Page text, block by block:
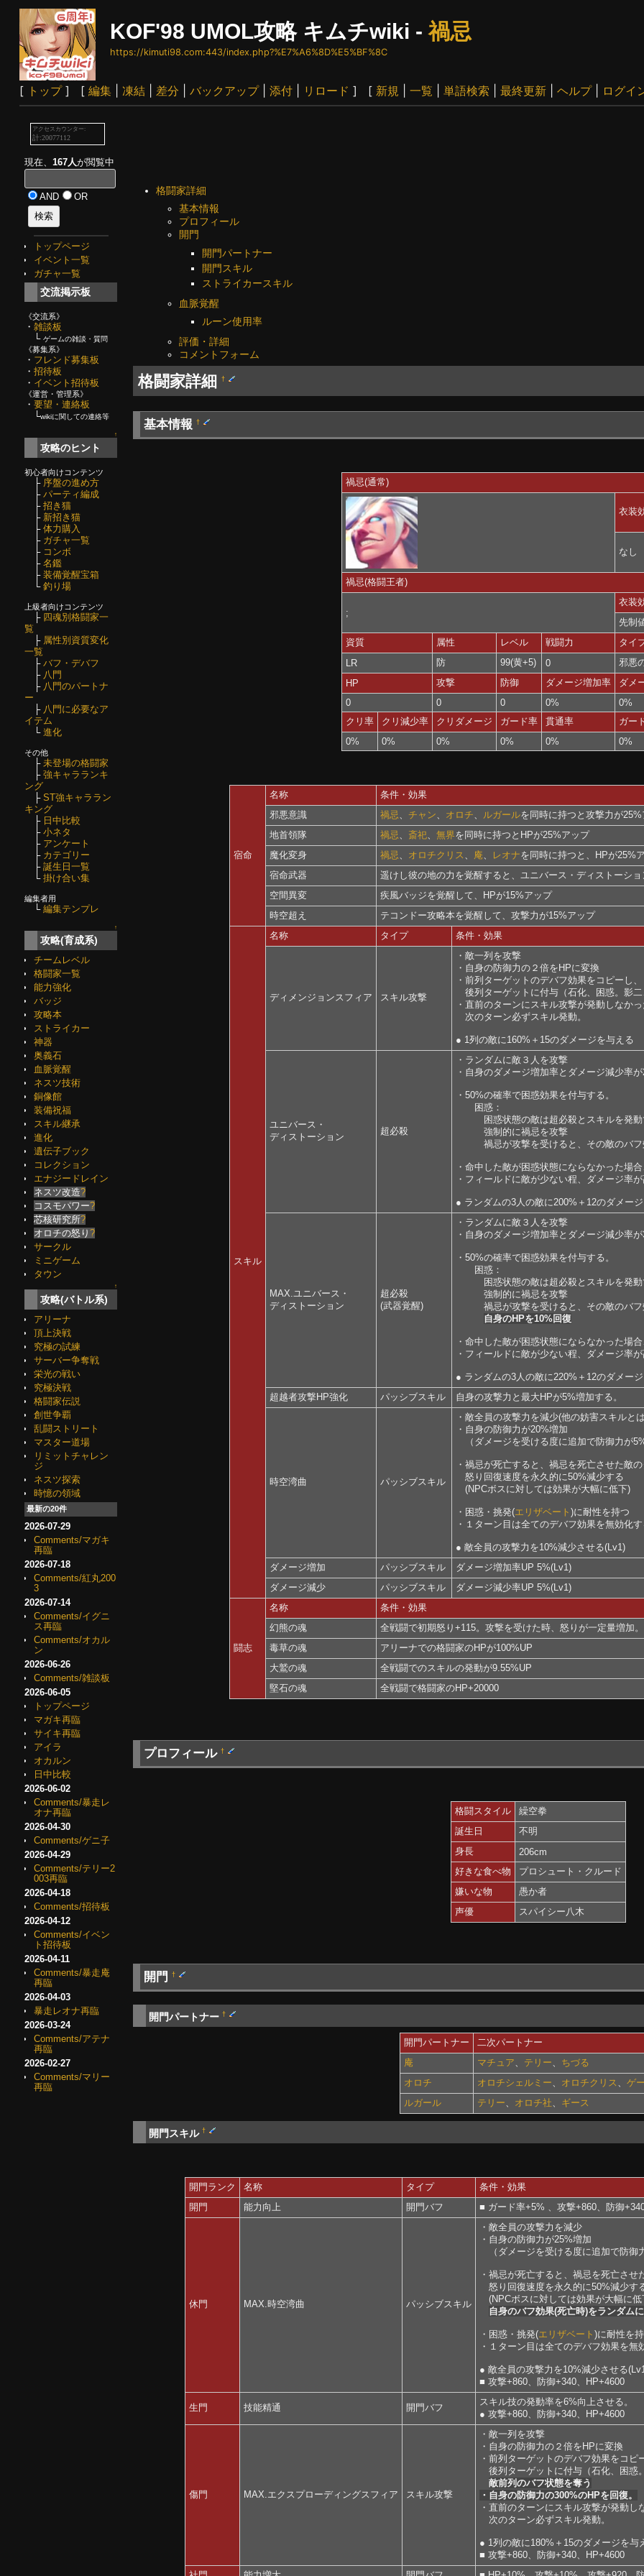
KOF'98 UMOL攻略 キムチwiki -禍忌
https://kimuti98.com:443/index.php?%E7%A6%8D%E5%BF%8C
[ トップ] [ 編集| 凍結| 差分 バックアップ| 添付| リロード ] [ 新規 一覧 単語検索 最終更新| ヘルプ| ログイ
現在、 167人が閲覧中
AND OR
トップページ
イベント一覧
ガチャ一覧
交流掲示板
《交流系》
・ 雑談板
└ ゲームの雑談・質問
《募集系》
・ フレンド募集板
・ 招待板
・ イベント招待板
《運営・管理系》
・ 要望・連絡板
└wikiに関しての連絡等
↑
攻略のヒント
初心者向けコンテンツ
├ 序盤の進め方
├ パーティ編成
├ 招き猫
├ 新招き猫
├ 体力購入
├ ガチャ一覧
├ コンボ
├ 名鑑
├ 装備覚醒宝箱
└ 釣り場
上級者向けコンテンツ
├ 四魂別格闘家一
覧
├ 属性別資質変化
一覧
├ バフ・デバフ
├ 八門
├ 八門のパートナ
ー
├ 八門に必要なア
イテム
└ 進化
その他
├ 未登場の格闘家
├ 強キャラランキ
ング
├ ST強キャララン
キング
├ 日中比較
├ 小ネタ
├ アンケート
├ カテゴリー
├ 誕生日一覧
└ 掛け合い集
編集者用
└ 編集テンプレ
↑
攻略(育成系)
チームレベル
格闘家一覧
能力強化
バッジ
攻略本
ストライカー
神器
奥義石
血脈覚醒
ネスツ技術
銅像館
装備祝福
スキル継承
進化
遺伝子ブック
コレクション
エナジードレイン
ネスツ改造?
コスモパワー?
芯核研究所?
オロチの怒り ?
サークル
ミニゲーム
タウン
↑
攻略(バトル系)
アリーナ
頂上決戦
究極の試練
サーバー争奪戦
栄光の戦い
究極決戦
格闘家伝説
創世争覇
乱闘ストリート
マスター道場
リミットチャレン
ジ
ネスツ探索
時憶の領域
最新の20件
2026-07-29
Comments/マガキ
再臨
2026-07-18
Comments/紅丸200
3
2026-07-14
Comments/イグニ
ス再臨
Comments/オカル
ン
2026-06-26
Comments/雑談板
2026-06-05
トップページ
マガキ再臨
サイキ再臨
アイラ
オカルン
日中比較
2026-06-02
Comments/暴走レ
オナ再臨
2026-04-30
Comments/ゲニ子
2026-04-29
Comments/テリー2
003再臨
2026-04-18
Comments/招待板
2026-04-12
Comments/イベン
ト招待板
2026-04-11
Comments/暴走庵
再臨
2026-04-03
暴走レオナ再臨
2026-03-24
Comments/アテナ
再臨
2026-02-27
Comments/マリー
再臨
格闘家詳細
基本情報
プロフィール
開門
開門パートナー
開門スキル
ストライカースキル
血脈覚醒
ルーン使用率
評価・詳細
コメントフォーム
格闘家詳細 †
基本情報†
禍忌(通常)
衣装
なし
禍忌(格闘王者)
;
衣装
先制
資質
属性 レベル 戦闘力
タイ
LR
防 99(黄+5) 0
邪悪
HP
攻撃 防御 ダメージ増加率
ダメ
0
0 0 0%
0%
クリ率
クリ減少率 クリダメージ ガード率 貫通率
ガー
0%
0% 0% 0% 0% 0%
宿命
名称
条件・効果
邪悪意識
禍忌、チャン、 オロチ、 ルガールを同時に持つと攻撃力が
地首領隊
禍忌、 斎祀、無界を同時に持つとHPが25%アップ
魔化変身
禍忌、 オロチクリス 、 庵、 レオナを同時に持つと、HPが25%
宿命武器
遥けし彼の地の力を覚醒すると、ユニバース・ディストーシ
空間異変
疾風バッジを覚醒して、HPが15%アップ
時空超え
テコンドー攻略本を覚醒して、攻撃力が15%アップ
スキル
名称 タイプ 条件・効果
ディメンジョンスフィア スキル攻撃
・敵一列を攻撃
・自身の防御力の２倍をHPに変換
・前列ターゲットのデバフ効果をコピーし、
後列ターゲットに付与（石化、困惑。影
・直前のターンにスキル攻撃が発動しなか
次のターン必ずスキル発動。
● 1列の敵に160%＋15のダメージを与える
ユニバース・
ディストーション
超必殺
・ランダムに敵３人を攻撃
・自身のダメージ増加率とダメージ減少率
・50%の確率で困惑効果を付与する。
困惑：
困惑状態の敵は超必殺とスキルを発動
強制的に禍忌を攻撃
禍忌が攻撃を受けると、その敵のバフ
・命中した敵が困惑状態にならなかった場
・フィールドに敵が少ない程、ダメージ率
● ランダムの3人の敵に200%＋12のダメー
MAX.ユニバース・
ディストーション
超必殺
(武器覚醒)
・ランダムに敵３人を攻撃
・自身のダメージ増加率とダメージ減少率
・50%の確率で困惑効果を付与する。
困惑：
困惑状態の敵は超必殺とスキルを発動
強制的に禍忌を攻撃
禍忌が攻撃を受けると、その敵のバフ
自身のHPを10%回復
・命中した敵が困惑状態にならなかった場
・フィールドに敵が少ない程、ダメージ率
● ランダムの3人の敵に220%＋12のダメー
超越者攻撃HP強化
パッシブスキル 自身の攻撃力と最大HPが5%増加する。
時空湾曲 パッシブスキル
・敵全員の攻撃力を減少(他の妨害スキルと
・自身の防御力が20%増加
（ダメージを受ける度に追加で防御力が
・禍忌が死亡すると、禍忌を死亡させた敵
怒り回復速度を永久的に50%減少する
(NPCボスに対しては効果が大幅に低下)
・困惑・挑発(エリザベート)に耐性を持つ
・１ターン目は全てのデバフ効果を無効化
● 敵全員の攻撃力を10%減少させる(Lv1)
ダメージ増加
パッシブスキル
ダメージ増加率UP 5%(Lv1)
ダメージ減少
パッシブスキル ダメージ減少率UP 5%(Lv1)
闘志
名称
条件・効果
幻熊の魂
全戦闘で初期怒り+115。攻撃を受けた時、怒りが一定量増加。
毒草の魂
アリーナでの格闘家のHPが100%UP
大鷲の魂
全戦闘でのスキルの発動が9.55%UP
堅石の魂
全戦闘で格闘家のHP+20000
プロフィール†
格闘スタイル
繰空拳
誕生日
不明
身長
206cm
好きな食べ物
プロシュート・クルード
嫌いな物
愚か者
声優
スパイシー八木
開門†
開門パートナー†
開門パートナー
二次パートナー
庵
マチュア テリー
ちづる
オロチ
オロチシェルミー オロチクリス
ゲ
ルガール
テリー オロチ社 ギース
開門スキル†
開門ランク 名称 タイプ
条件・効果
開門
能力向上 開門バフ ■ ガード率+5% 、攻撃+860、防御
休門 MAX.時空湾曲 パッシブスキル
・敵全員の攻撃力を減少
・自身の防御力が25%増加
（ダメージを受ける度に追加で防御
・禍忌が死亡すると、禍忌を死亡さ
怒り回復速度を永久的に50%減少す
(NPCボスに対しては効果が大幅に低
自身のバフ効果(死亡時)をランダム
・困惑・挑発(エリザベート)に耐性を
・１ターン目は全てのデバフ効果を無
● 敵全員の攻撃力を10%減少させる
■ 攻撃+860、防御+340、HP+4600
生門 技能精通 開門バフ
スキル技の発動率を6%向上させる。
● 攻撃+860、防御+340、HP+4600
傷門 MAX.エクスプローディングスフィア スキル攻撃
・敵一列を攻撃
・自身の防御力の２倍をHPに変換
・前列ターゲットのデバフ効果をコピ
後列ターゲットに付与（石化、困惑
敵前列のバフ状態を奪う
・自身の防御力の300%のHPを回復。
・直前のターンにスキル攻撃が発動し
次のターン必ずスキル発動。
● 1列の敵に180%＋15のダメージを与
■ 攻撃+860、防御+340、HP+4600